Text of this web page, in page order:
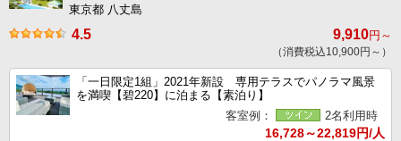
東京都 八丈島
4.5 9,910円～
（消費税込10,900円～）
「一日限定1組」2021年新設 専用テラスでパノラマ風景
を満喫【碧220】に泊まる【素泊り】
客室例：
2名利用時
16,728～22,819円/人